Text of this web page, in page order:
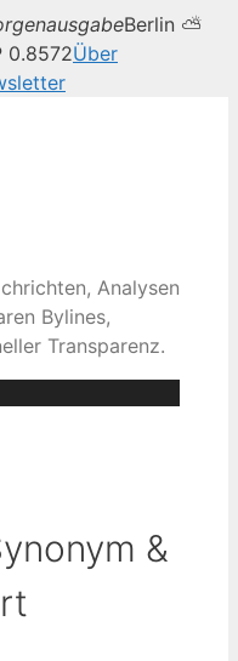
Berlin ⛅
0.8572Über
Analysen
Bylines,
Transparenz.
&